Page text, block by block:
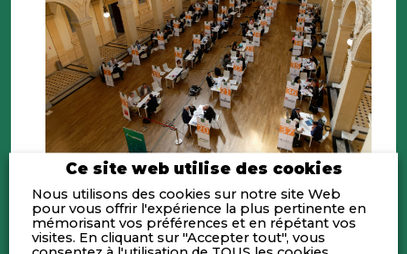
Premier forum investisseurs dédié aux
sociétés cotées implantées en régions.
Durant ce forum, nous mettons en relations à
travers des formats « one-to-one » ou « one-
Ce site web utilise des cookies
Nous utilisons des cookies sur notre site Web
pour vous offrir l'expérience la plus pertinente en
mémorisant vos préférences et en répétant vos
visites. En cliquant sur "Accepter tout", vous